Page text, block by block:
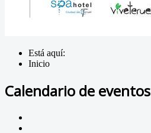
Está aquí:
Inicio
Calendario de eventos